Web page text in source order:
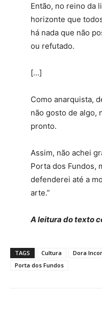
Então, no reino da
horizonte que
há nada que não
ou refutado.
[…]
Como anarquista,
não gosto de algo,
pronto.
Assim, não achei
Porta dos Fundos,
defenderei até a
arte.”
A leitura do texto
TAGS Cultura Dora
Porta dos Fundos